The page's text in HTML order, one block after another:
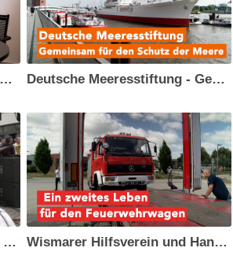
Nach 36 Jahren im Dienst: Thomas Beyer verabschiedet sich als Bürgermeister von Wismar Deutsche Meeresstiftung - Gemeinsam für den Schutz der Meere
„KiiiZ-Konzerte – gemeinsam und draußen“ - Sommerabende in Wismar Wismarer Hilfsverein und Hansestadt bringen Hilfe auf Rädern für Albanien